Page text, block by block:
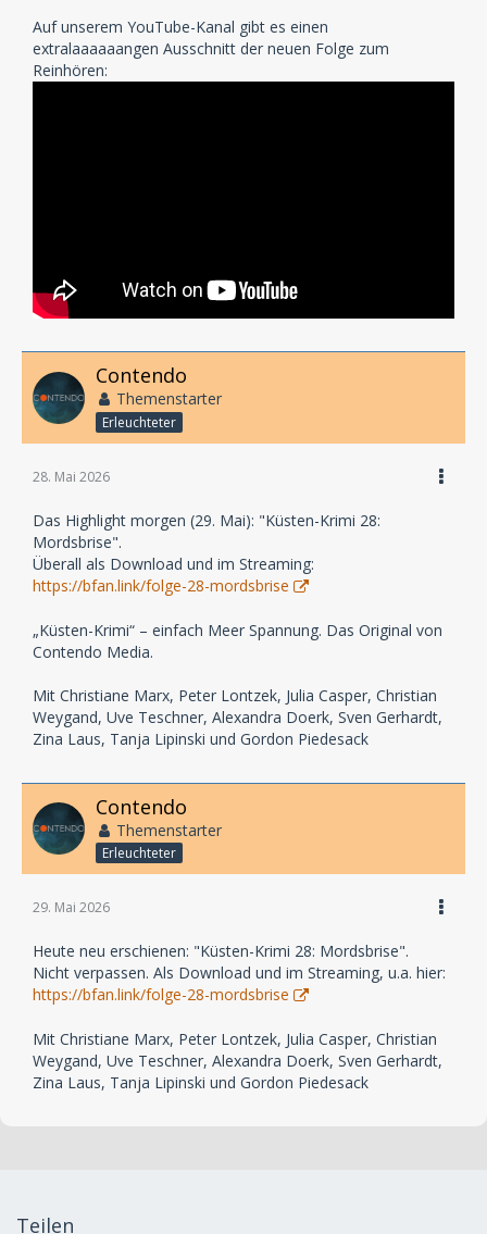
Auf unserem YouTube-Kanal gibt es einen
extralaaaaaangen Ausschnitt der neuen Folge zum
Reinhören:
Contendo
Themenstarter
Erleuchteter
28. Mai 2026
Das Highlight morgen (29. Mai): "Küsten-Krimi 28:
Mordsbrise".
Überall als Download und im Streaming:
https://bfan.link/folge-28-mordsbrise
„Küsten-Krimi“ – einfach Meer Spannung. Das Original von
Contendo Media.
Mit Christiane Marx, Peter Lontzek, Julia Casper, Christian
Weygand, Uve Teschner, Alexandra Doerk, Sven Gerhardt,
Zina Laus, Tanja Lipinski und Gordon Piedesack
Contendo
Themenstarter
Erleuchteter
29. Mai 2026
Heute neu erschienen: "Küsten-Krimi 28: Mordsbrise".
Nicht verpassen. Als Download und im Streaming, u.a. hier:
https://bfan.link/folge-28-mordsbrise
Mit Christiane Marx, Peter Lontzek, Julia Casper, Christian
Weygand, Uve Teschner, Alexandra Doerk, Sven Gerhardt,
Zina Laus, Tanja Lipinski und Gordon Piedesack
Teilen